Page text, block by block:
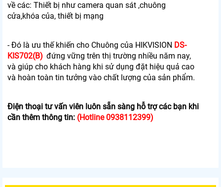
về các: Thiết bị như camera quan sát ,chuông
cửa,khóa của, thiết bị mạng
- Đó là ưu thế khiến cho Chuông của HIKVISION DS-
KIS702(B) đứng vững trên thị trường nhiều năm nay,
và giúp cho khách hàng khi sử dụng đặt hiệu quả cao
và hoàn toàn tin tưởng vào chất lượng của sản phẩm.
Điện thoại tư vấn viên luôn sẵn sàng hỗ trợ các bạn khi
cần thêm thông tin: (Hotline 0938112399)